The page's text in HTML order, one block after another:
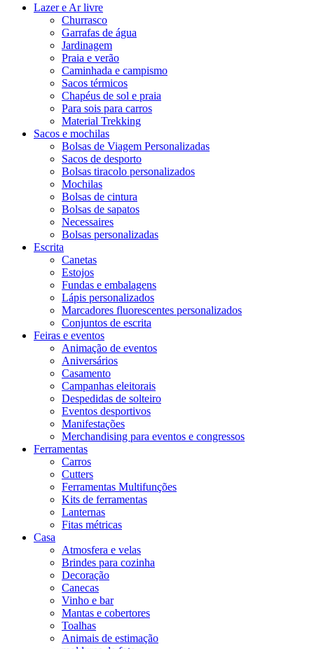
Lazer e Ar livre
Churrasco
Garrafas de água
Jardinagem
Praia e verão
Caminhada e campismo
Sacos térmicos
Chapéus de sol e praia
Para sois para carros
Material Trekking
Sacos e mochilas
Bolsas de Viagem Personalizadas
Sacos de desporto
Bolsas tiracolo personalizados
Mochilas
Bolsas de cintura
Bolsas de sapatos
Necessaires
Bolsas personalizadas
Escrita
Canetas
Estojos
Fundas e embalagens
Lápis personalizados
Marcadores fluorescentes personalizados
Conjuntos de escrita
Feiras e eventos
Animação de eventos
Aniversários
Casamento
Campanhas eleitorais
Despedidas de solteiro
Eventos desportivos
Manifestações
Merchandising para eventos e congressos
Ferramentas
Carros
Cutters
Ferramentas Multifunções
Kits de ferramentas
Lanternas
Fitas métricas
Casa
Atmosfera e velas
Brindes para cozinha
Decoração
Canecas
Vinho e bar
Mantas e cobertores
Toalhas
Animais de estimação